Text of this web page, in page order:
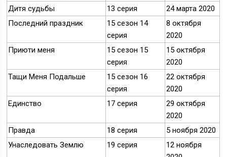
Дитя судьбы
13 серия
24 марта 2020
Последний праздник
15 сезон 14
серия
8 октября
2020
Приюти меня
15 сезон 15
серия
15 октября
2020
Тащи Меня Подальше
15 сезон 16
серия
22 октября
2020
Единство
17 серия
29 октября
2020
Правда
18 серия
5 ноября 2020
Унаследовать Землю
19 серия
12 ноября